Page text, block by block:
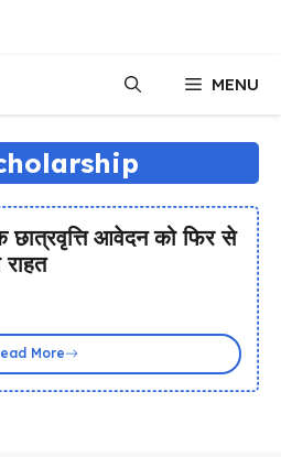
MENU
छात्रवृत्ति आवेदन को फिर से
More